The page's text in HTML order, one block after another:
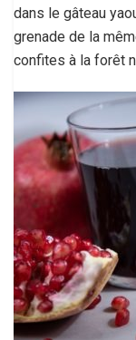
dans le gâteau
grenade de la
confites à la forêt